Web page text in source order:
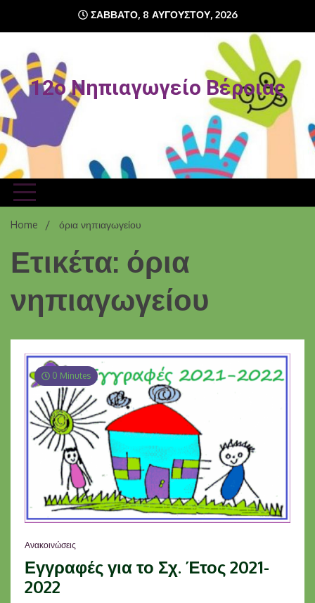
content
ΣΆΒΒΑΤΟ, 8 ΑΥΓΟΎΣΤΟΥ, 2026
12o Νηπιαγωγείο Βέροιας
Home όρια νηπιαγωγείου
Ετικέτα: όρια
νηπιαγωγείου
0 Minutes
Ανακοινώσεις
Εγγραφές για το Σχ. Έτος 2021-
2022